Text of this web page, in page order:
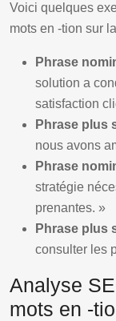
Voici quelques
mots en -tion sur
Phrase
solution a
satisfaction
Phrase plus
nous avons
Phrase
stratégie
prenantes. »
Phrase plus
consulter les
Analyse
mots en -